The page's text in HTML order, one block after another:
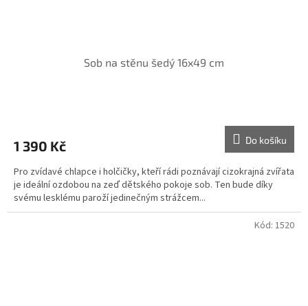
Sob na stěnu šedý 16x49 cm
1 390 Kč Do košíku
Pro zvídavé chlapce i holčičky, kteří rádi poznávají cizokrajná zvířata
je ideální ozdobou na zeď dětského pokoje sob. Ten bude díky
svému lesklému paroží jedinečným strážcem...
Kód: 1520